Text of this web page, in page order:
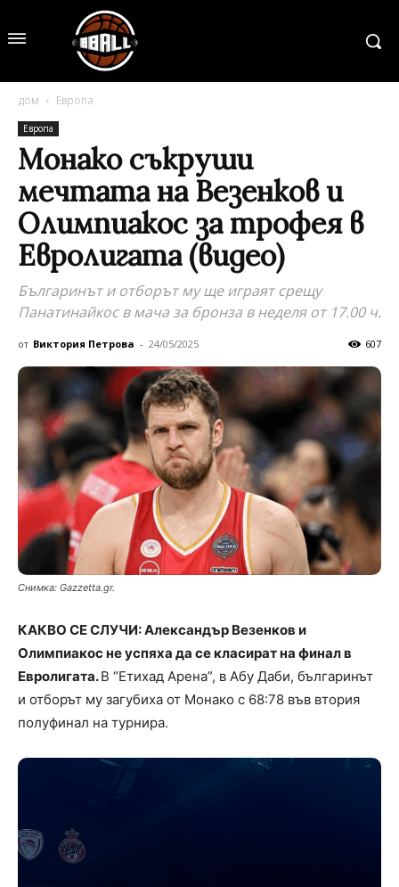
дом Европа
Европа
Монако съкруши
мечтата на Везенков и
Олимпиакос за трофея в
Евролигата (видео)
Българинът и отборът му ще играят срещу
Панатинайкос в мача за бронза в неделя от 17.00 ч.
от Виктория Петрова - 24/05/2025 607
Снимка: Gazzetta.gr.
КАКВО СЕ СЛУЧИ: Александър Везенков и
Олимпиакос не успяха да се класират на финал в
Евролигата.В “Етихад Арена”, в Абу Даби, българинът
и отборът му загубиха от Монако с 68:78 във втория
полуфинал на турнира.